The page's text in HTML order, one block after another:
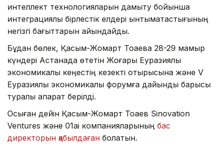
интеллект технологияларын дамыту бойынша
интеграциялық бірлестік елдері ынтымақтастығының
негізгі бағыттарын айқындайды.
Бұдан бөлек, Қасым-Жомарт Тоқаевқа 28-29 мамыр
күндері Астанада өтетін Жоғары Еуразиялық
экономикалық кеңестің кезекті отырысына және V
Еуразиялық экономикалық форумға дайындық барысы
туралы ақпарат берілді.
Осыған дейін Қасым-Жомарт Тоқаев Sinovation
Ventures және 01ai компанияларының бас
директорын қабылдаған болатын.